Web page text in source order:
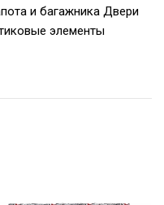
и багажника Двери
элементы